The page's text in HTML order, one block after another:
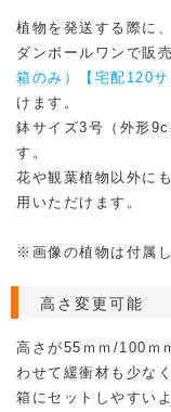
植物を発送する際に
ダンボールワンで販
箱のみ）【宅配120
けます。
鉢サイズ3号（外形
す。
花や観葉植物以外に
用いただけます。
※画像の植物は付属
高さ変更可能
高さが55ｍｍ/100ｍ
わせて緩衝材も少な
箱にセットしやすい